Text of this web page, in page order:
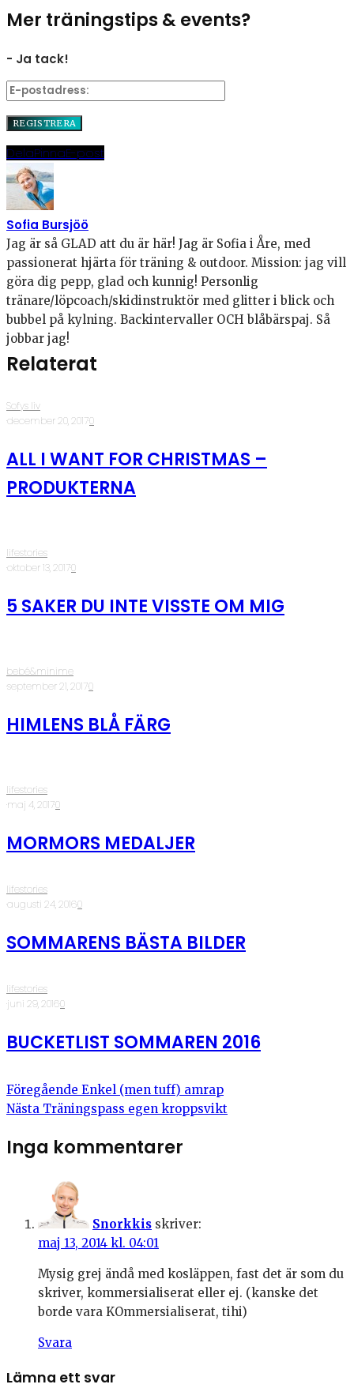
Mer träningstips & events?
- Ja tack!
DelaPinnaE-post
Sofia Bursjöö
Jag är så GLAD att du är här! Jag är Sofia i Åre, med
passionerat hjärta för träning & outdoor. Mission: jag vill
göra dig pepp, glad och kunnig! Personlig
tränare/löpcoach/skidinstruktör med glitter i blick och
bubbel på kylning. Backintervaller OCH blåbärspaj. Så
jobbar jag!
Relaterat
Sofys liv
·december 20, 2017·0
ALL I WANT FOR CHRISTMAS –
PRODUKTERNA
lifestories
·oktober 13, 2017·0
5 SAKER DU INTE VISSTE OM MIG
bebé&minime
·september 21, 2017·0
HIMLENS BLÅ FÄRG
lifestories
·maj 4, 2017·0
MORMORS MEDALJER
lifestories
·augusti 24, 2016·0
SOMMARENS BÄSTA BILDER
lifestories
·juni 29, 2016·0
BUCKETLIST SOMMAREN 2016
Föregående Enkel (men tuff) amrap
Nästa Träningspass egen kroppsvikt
Inga kommentarer
Snorkkis skriver:
maj 13, 2014 kl. 04:01
Mysig grej ändå med kosläppen, fast det är som du
skriver, kommersialiserat eller ej. (kanske det
borde vara KOmmersialiserat, tihi)
Svara
Lämna ett svar